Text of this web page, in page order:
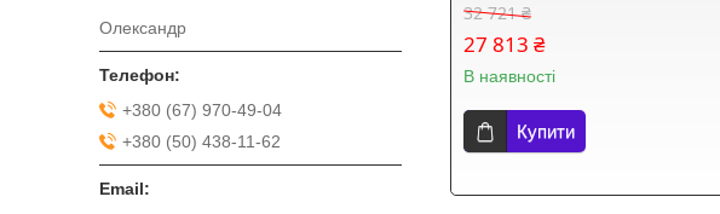
32 721 ₴
27 813 ₴
В наявності
Купити
Олександр
+380 (67) 970-49-04
+380 (50) 438-11-62